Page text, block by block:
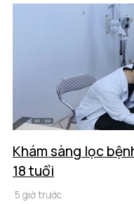
Khám sàng lọc
18 tuổi
5 giờ trước